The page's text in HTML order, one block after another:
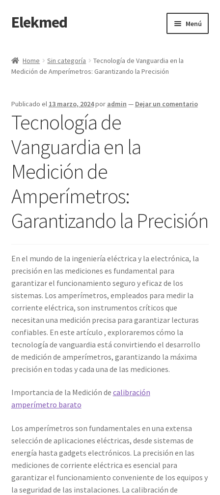
Saltar
a
Ir
al
Elekmed Menú
¿Por Qué Elegir a Elekmed México?
¿Qué es un amperímetro de gancho y cuál es su función
¿Qué es un Amperímetro y Cuál es su Función Principal?
¿Qué es un medidor de tierras y cuál es su función Principal?
¿Qué es un multímetro y cuál es su función Principal?
¿Qué es un osciloscopio y cuál es su función Principal?
Calibración de Amperímetros – Elekmed México
Calibración de Medidores de Resistencia – Elekmed México
Calibración de Multímetros – Elekmed México
Calibración de Osciloscopios – Elekmed México
Carrito
Finalizar compra
Medidor de tierras con certificado de calibración
Mi cuenta
Multímetro con certificado de calibración
Home Sin categoría
Tecnología de Vanguardia en la
Medición de Amperímetros: Garantizando la Precisión
Publicado el 13 marzo, 2024por admin — Dejar un comentario
Tecnología de
Vanguardia en la
Medición de
Amperímetros:
Garantizando la Precisión
En el mundo de la ingeniería eléctrica y la electrónica, la
precisión en las mediciones es fundamental para
garantizar el funcionamiento seguro y eficaz de los
sistemas. Los amperímetros, empleados para medir la
corriente eléctrica, son instrumentos críticos que
necesitan una medición precisa para garantizar lecturas
confiables. En este artículo , exploraremos cómo la
tecnología de vanguardia está convirtiendo el desarrollo
de medición de amperímetros, garantizando la máxima
precisión en todas y cada una de las mediciones.
Importancia de la Medición de calibración
amperímetro barato
Los amperímetros son fundamentales en una extensa
selección de aplicaciones eléctricas, desde sistemas de
energía hasta gadgets electrónicos. La precisión en las
mediciones de corriente eléctrica es esencial para
garantizar el funcionamiento conveniente de los equipos y
la seguridad de las instalaciones. La calibración de